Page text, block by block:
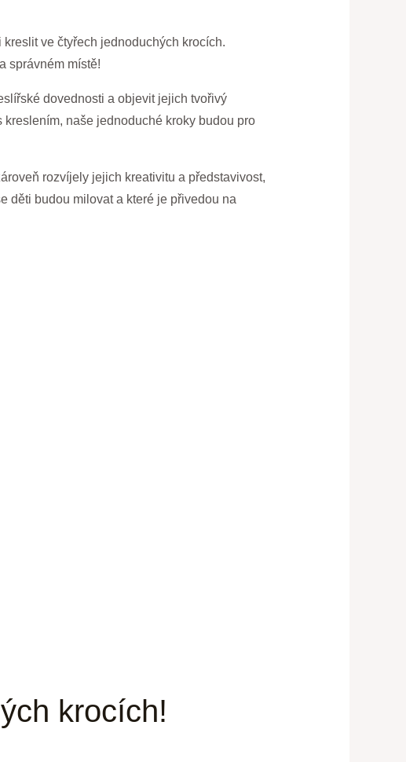
ve čtyřech jednoduchých krocích.
správném místě!
dovednosti a objevit jejich tvořivý
naše jednoduché kroky budou pro
rozvíjely jejich kreativitu a představivost,
děti budou milovat a které je přivedou na
krocích!